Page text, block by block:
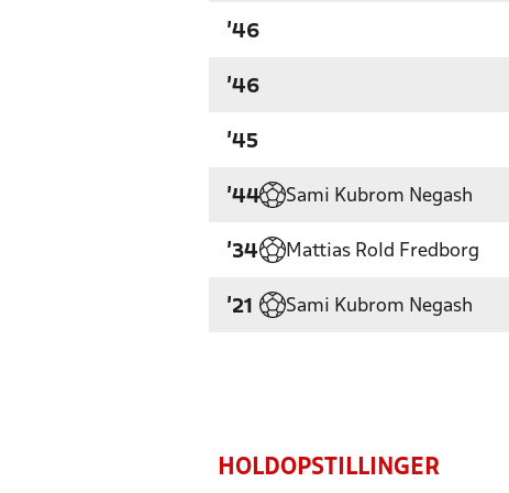
'46
'46
'45
'44 Sami Kubrom Negash
'34 Mattias Rold Fredborg
'21 Sami Kubrom Negash
HOLDOPSTILLINGER